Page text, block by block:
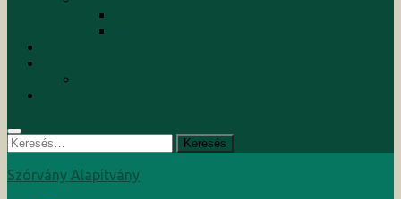
Keresés:
Szórvány Alapítvány